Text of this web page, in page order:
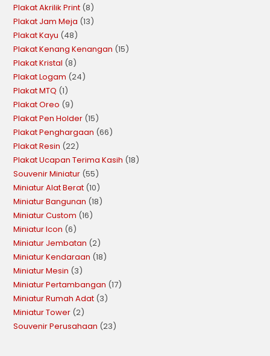
Plakat Akrilik Print 8
Plakat Jam Meja 13
Plakat Kayu 48
Plakat Kenang Kenangan 15
Plakat Kristal 8
Plakat Logam 24
Plakat MTQ 1
Plakat Oreo 9
Plakat Pen Holder 15
Plakat Penghargaan 66
Plakat Resin 22
Plakat Ucapan Terima Kasih 18
Souvenir Miniatur 55
Miniatur Alat Berat 10
Miniatur Bangunan 18
Miniatur Custom 16
Miniatur Icon 6
Miniatur Jembatan 2
Miniatur Kendaraan 18
Miniatur Mesin 3
Miniatur Pertambangan 17
Miniatur Rumah Adat 3
Miniatur Tower 2
Souvenir Perusahaan 23